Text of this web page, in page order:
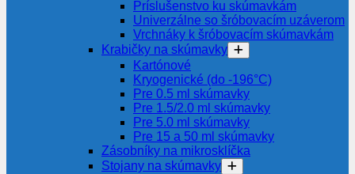
Príslušenstvo ku skúmavkám
Univerzálne so šróbovacím uzáverom
Vrchnáky k šróbovacím skúmavkám
Krabičky na skúmavky
Kartónové
Kryogenické (do -196°C)
Pre 0.5 ml skúmavky
Pre 1.5/2.0 ml skúmavky
Pre 5.0 ml skúmavky
Pre 15 a 50 ml skúmavky
Zásobníky na mikrosklíčka
Stojany na skúmavky